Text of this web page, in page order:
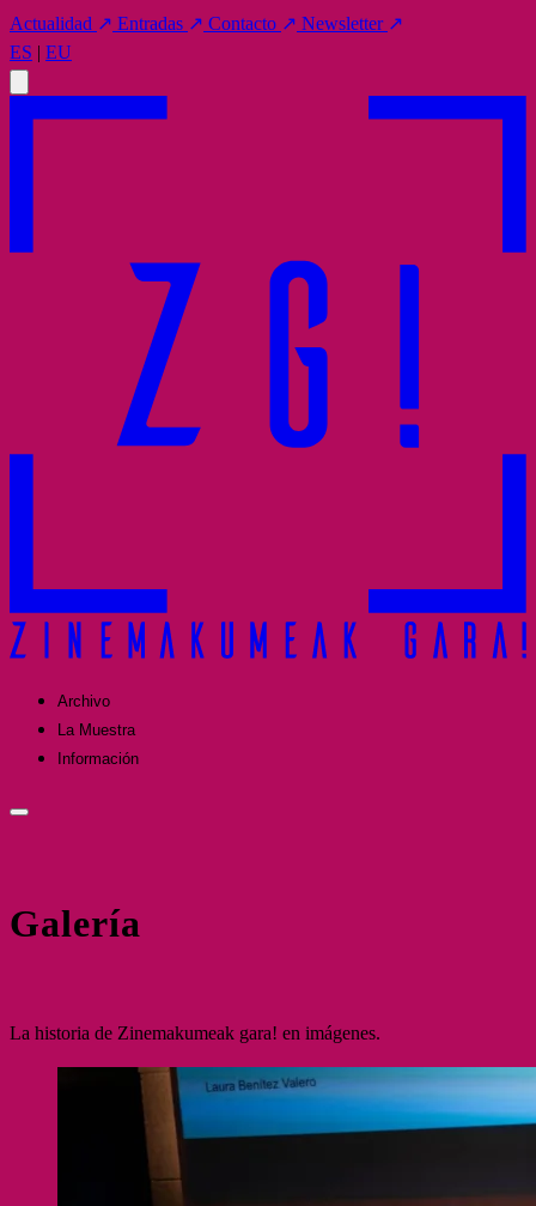
Actualidad ↗ Entradas ↗ Contacto ↗ Newsletter ↗
ES | EU
Archivo
La Muestra
Información
Galería
La historia de Zinemakumeak gara! en imágenes.